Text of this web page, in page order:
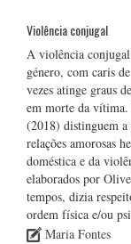
Violência conjugal
A violência conjugal
género, com caris
vezes atinge graus
em morte da vítima.
(2018) distinguem a
relações amorosas
doméstica e da
elaborados por
tempos, dizia
ordem física e/ou
Maria Fontes